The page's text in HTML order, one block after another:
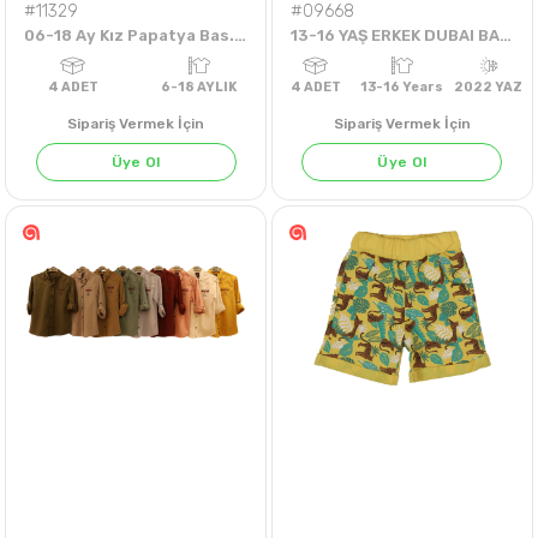
#11329
06-18 Ay Kız Papatya Bas.Badi
4ADET 6-18 AYLIK
Sipariş Vermek İçin
Üye Ol
#09668
13-16 YAŞ ERKEK DUBAI BASKILI TİŞÖRT
4ADET 13-16 Years
Sipariş Vermek İçin
Üye Ol